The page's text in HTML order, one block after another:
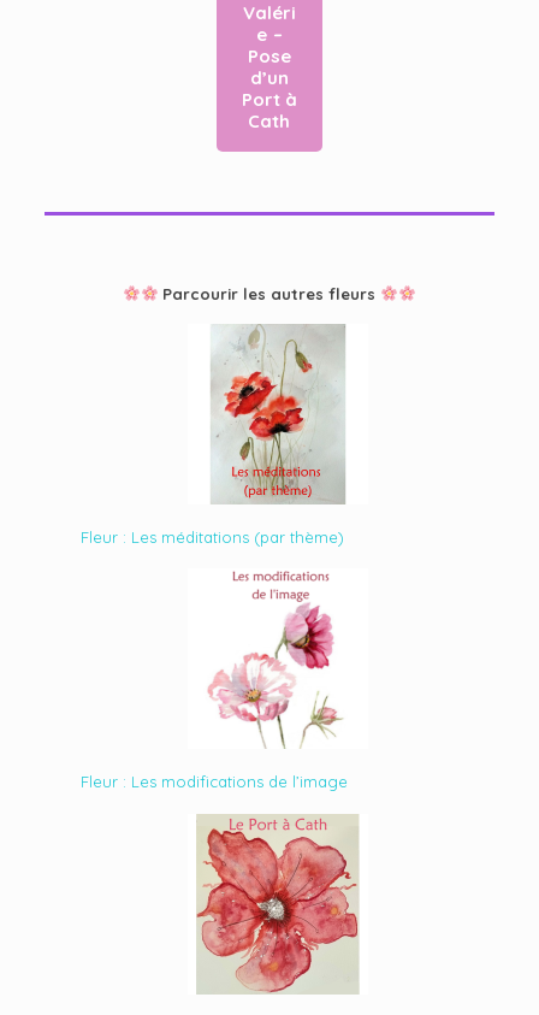
Valéri
e –
Pose
d’un
Port à
Cath
Parcourir les autres fleurs
Fleur : Les méditations (par thème)
Fleur : Les modifications de l’image